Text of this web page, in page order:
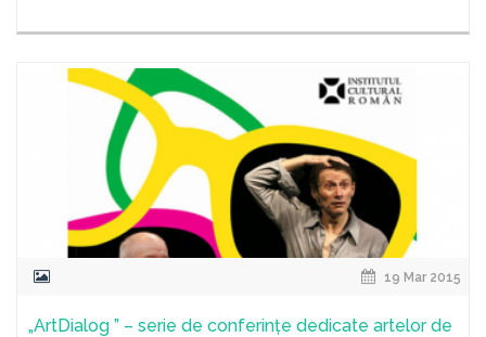
19 Mar 2015
„ArtDialog ” – serie de conferințe dedicate artelor de